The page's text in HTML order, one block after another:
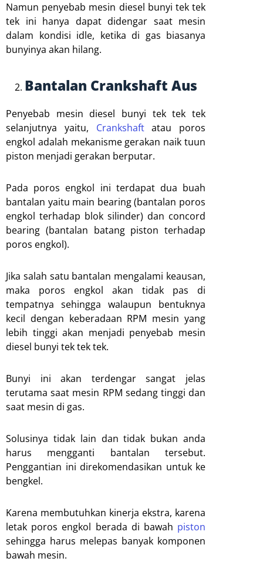
Namun penyebab mesin diesel bunyi tek tek
tek ini hanya dapat didengar saat mesin
dalam kondisi idle, ketika di gas biasanya
bunyinya akan hilang.
Bantalan Crankshaft Aus
Penyebab mesin diesel bunyi tek tek tek
selanjutnya yaitu, Crankshaftatau poros
engkol adalah mekanisme gerakan naik tuun
piston menjadi gerakan berputar.
Pada poros engkol ini terdapat dua buah
bantalan yaitu main bearing (bantalan poros
engkol terhadap blok silinder) dan concord
bearing (bantalan batang piston terhadap
poros engkol).
Jika salah satu bantalan mengalami keausan,
maka poros engkol akan tidak pas di
tempatnya sehingga walaupun bentuknya
kecil dengan keberadaan RPM mesin yang
lebih tinggi akan menjadi penyebab mesin
diesel bunyi tek tek tek.
Bunyi ini akan terdengar sangat jelas
terutama saat mesin RPM sedang tinggi dan
saat mesin di gas.
Solusinya tidak lain dan tidak bukan anda
harus mengganti bantalan tersebut.
Penggantian ini direkomendasikan untuk ke
bengkel.
Karena membutuhkan kinerja ekstra, karena
letak poros engkol berada di bawah piston
sehingga harus melepas banyak komponen
bawah mesin.